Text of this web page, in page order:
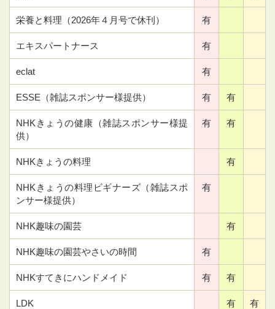
栄養と料理（2026年４月号で休刊） 有
エキスパートナース 有
eclat 有
ESSE（雑誌スポンサー様提供） 有 有
NHKきょうの健康（雑誌スポンサー様提
供）
有 有
NHKきょうの料理 有
NHKきょうの料理ビギナーズ（雑誌スポ
ンサー様提供）
有
NHK趣味の園芸 有
NHK趣味の園芸やさいの時間 有
NHKすてきにハンドメイド 有 有
LDK 有 有